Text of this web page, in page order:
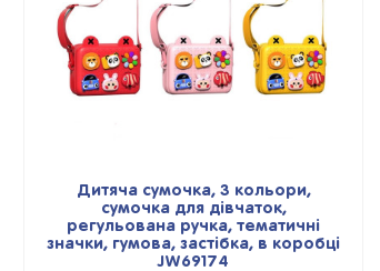
Дитяча сумочка, 3 кольори,
сумочка для дівчаток,
регульована ручка, тематичні
значки, гумова, застібка, в коробці
JW69174